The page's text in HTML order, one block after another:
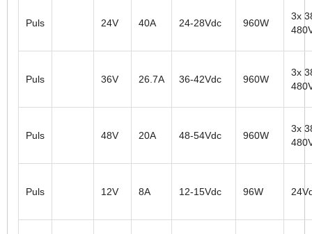
Puls 24V 40A 24-28Vdc 960W
3x
Puls 36V 26.7A 36-42Vdc 960W
3x
Puls 48V 20A 48-54Vdc 960W
3x
Puls 12V 8A 12-15Vdc 96W